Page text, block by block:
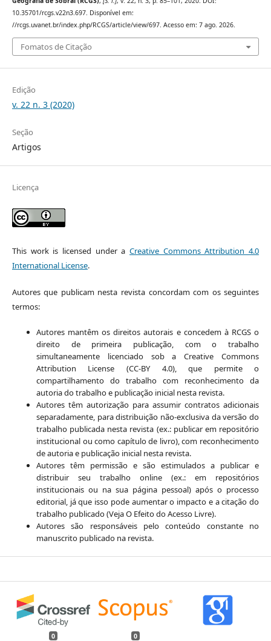
10.35701/rcgs.v22n3.697. Disponível em:
//rcgs.uvanet.br/index.php/RCGS/article/view/697. Acesso em: 7 ago. 2026.
Fomatos de Citação
Edição
v. 22 n. 3 (2020)
Seção
Artigos
Licença
This work is licensed under aCreative Commons Attribution 4.0
International License.
Autores que publicam nesta revista concordam com os seguintes
termos:
Autores mantêm os direitos autorais e concedem à RCGS o
direito de primeira publicação, com o trabalho
simultaneamente licenciado sob a Creative Commons
Attribution License (CC-BY 4.0), que permite o
compartilhamento do trabalho com reconhecimento da
autoria do trabalho e publicação inicial nesta revista.
Autores têm autorização para assumir contratos adicionais
separadamente, para distribuição não-exclusiva da versão do
trabalho publicada nesta revista (ex.: publicar em repositório
institucional ou como capítulo de livro), com reconhecimento
de autoria e publicação inicial nesta revista.
Autores têm permissão e são estimulados a publicar e
distribuir seu trabalho online (ex.: em repositórios
institucionais ou na sua página pessoal) após o processo
editorial, já que isso pode aumentar o impacto e a citação do
trabalho publicado (Veja O Efeito do Acesso Livre).
Autores são responsáveis pelo conteúdo constante no
manuscrito publicado na revista.
0 0